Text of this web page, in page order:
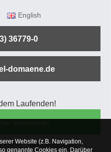
English
36779-0
domaene.de
Laufenden!
Konto
Versandkosten
Website (z.B. Navigation,
genannte Cookies ein. Darüber